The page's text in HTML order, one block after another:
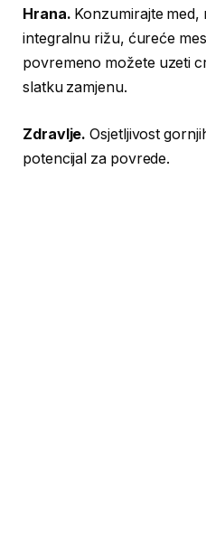
Hrana. Konzumirajte med,
integralnu rižu, ćureće
povremeno možete uzeti
slatku zamjenu.
Zdravlje. Osjetljivost
potencijal za povrede.